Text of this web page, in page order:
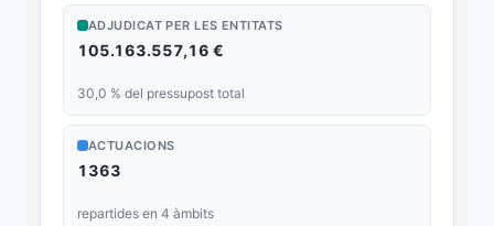
14 SENYERA
15 PALOMAR
16 POBLA DEL DUC, LA
BIENESTAR SOCIAL LA COMUNA
ADJUDICAT PER LES ENTITATS
105.163.557,16 €
30,0 % del pressupost total
ACTUACIONS
1363
repartides en 4 àmbits